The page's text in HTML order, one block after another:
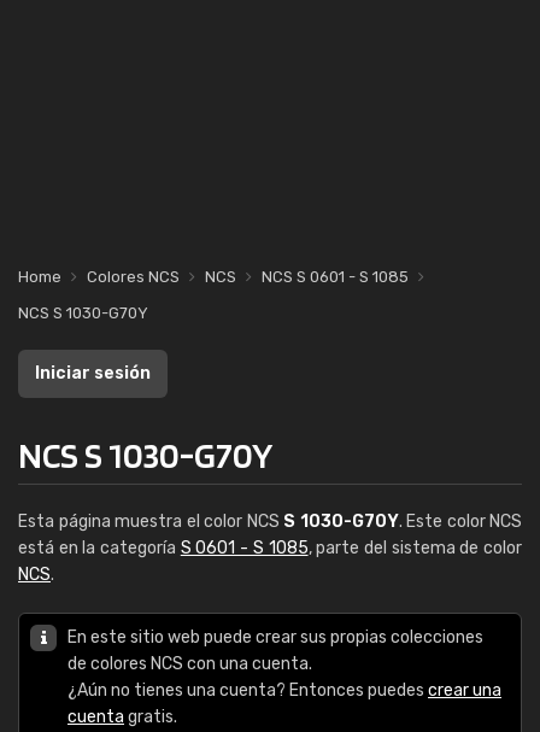
Home Colores NCS NCS
NCS S 0601 - S 1085
NCS S 1030-G70Y
Iniciar sesión
NCS S 1030-G70Y
Esta página muestra el color NCS S 1030-G70Y. Este color NCS
está en la categoría S 0601 - S 1085, parte del sistema de color
NCS.
En este sitio web puede crear sus propias colecciones
de colores NCS con una cuenta.
¿Aún no tienes una cuenta? Entonces puedes crear una
cuenta gratis.